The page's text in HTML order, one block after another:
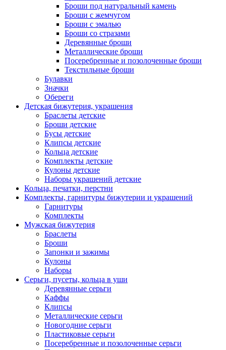
Броши под натуральный камень
Броши с жемчугом
Броши с эмалью
Броши со стразами
Деревянные броши
Металлические броши
Посеребренные и позолоченные броши
Текстильные броши
Булавки
Значки
Обереги
Детская бижутерия, украшения
Браслеты детские
Броши детские
Бусы детские
Клипсы детские
Кольца детские
Комплекты детские
Кулоны детские
Наборы украшений детские
Кольца, печатки, перстни
Комплекты, гарнитуры бижутерии и украшений
Гарнитуры
Комплекты
Мужская бижутерия
Браслеты
Броши
Запонки и зажимы
Кулоны
Наборы
Серьги, пусеты, кольца в уши
Деревянные серьги
Каффы
Клипсы
Металлические серьги
Новогодние серьги
Пластиковые серьги
Посеребренные и позолоченные серьги